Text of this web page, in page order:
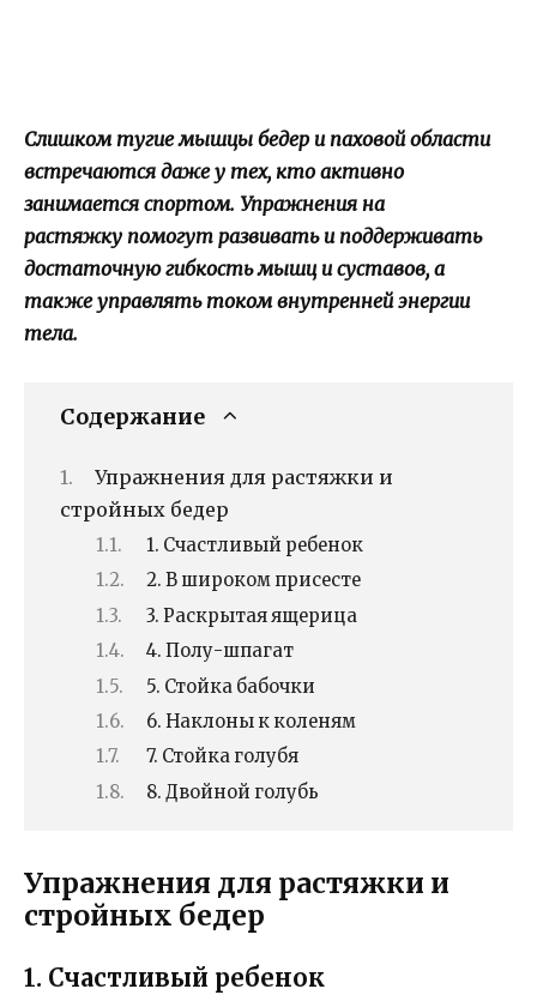
Слишком тугие мышцы бедер и паховой области
встречаются даже у тех, кто активно
занимается спортом. Упражнения на
растяжку помогут развивать и поддерживать
достаточную гибкость мышц и суставов, а
также управлять током внутренней энергии
тела.
Содержание
Упражнения для растяжки и
стройных бедер
1. Счастливый ребенок
2. В широком присесте
3. Раскрытая ящерица
4. Полу-шпагат
5. Стойка бабочки
6. Наклоны к коленям
7. Стойка голубя
8. Двойной голубь
Упражнения для растяжки и
стройных бедер
1. Счастливый ребенок